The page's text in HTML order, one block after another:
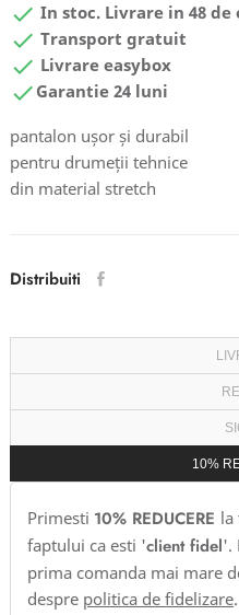
 In stoc. Livrare in 48 de
 Transport gratuit
 Livrare easybox
 Garantie 24 luni
pantalon ușor și durabil
pentru drumeții tehnice
din material stretch
Distribuiti
10%
Primesti 10% REDUCERE la
faptului ca esti 'client fidel'.
prima comanda mai mare
despre politica de fidelizare.